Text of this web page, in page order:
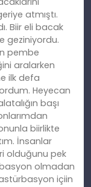
atmıştı.
Biir eli bacak
geziniyordu.
pembe
aralarken
ilk defa
Heyecan
başı
biirlikte
İnsanlar
olduğunu pek
olmadan
içiin